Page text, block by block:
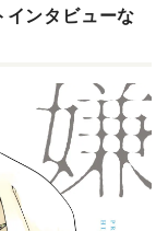
ンタビューな